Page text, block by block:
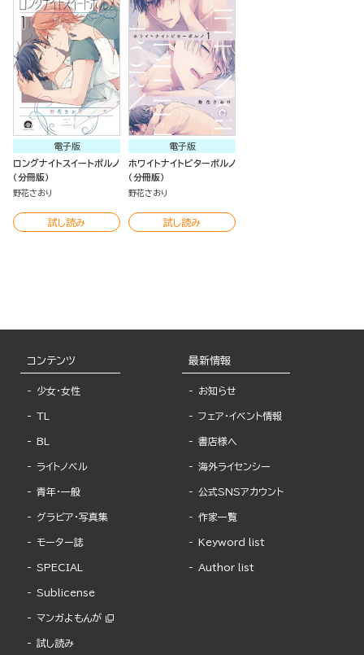
電子版
ロングナイトスイートポルノ
（分冊版）
野花さおり
試し読み
電子版
ホワイトナイトビターポルノ
（分冊版）
野花さおり
試し読み
コンテンツ
少女・女性
TL
BL
ライトノベル
青年・一般
グラビア・写真集
モーター誌
SPECIAL
Sublicense
マンガよもんが
試し読み
最新情報
お知らせ
フェア・イベント情報
書店様へ
海外ライセンシー
公式SNSアカウント
作家一覧
Keyword list
Author list